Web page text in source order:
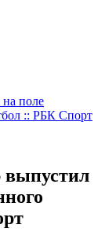
поле
:: РБК Спорт
выпустил